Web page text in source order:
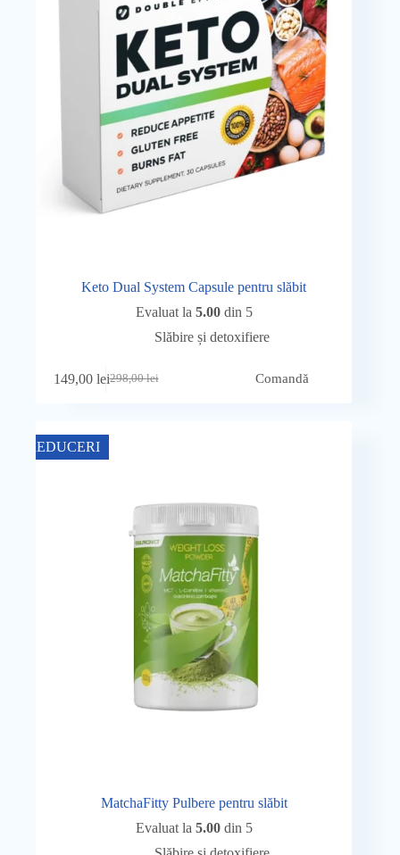
Keto Dual System Capsule pentru slăbit
Evaluat la 5.00din 5
Slăbire și detoxifiere
298,00lei
Prețul
fost:
149,00 leiPrețul
149,00 lei.
Comandă
REDUCERI
MatchaFitty Pulbere pentru slăbit
Evaluat la 5.00din 5